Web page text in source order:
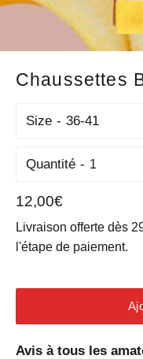
Chaussettes
Size
Quantité
Prix
régulier
12,00€
Livraison offerte dès
l'étape de paiement.
Avis à tous les